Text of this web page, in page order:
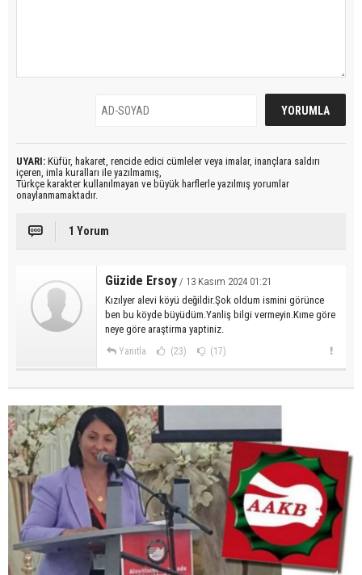
UYARI: Küfür, hakaret, rencide edici cümleler veya imalar, inançlara saldırı
içeren, imla kuralları ile yazılmamış,
Türkçe karakter kullanılmayan ve büyük harflerle yazılmış yorumlar
onaylanmamaktadır.
1 Yorum
Güzide Ersoy / 13 Kasım 2024 01:21
Kızılyer alevi köyü değildir.Şok oldum ismini görünce
ben bu köyde büyüdüm.Yanliş bilgi vermeyin.Kıme göre
neye göre araştirma yaptiniz.
Yanıtla (23) (17)